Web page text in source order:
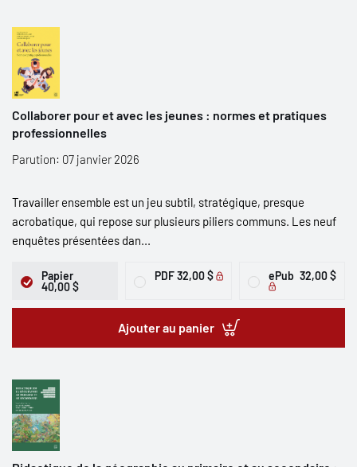
Collaborer pour et avec les jeunes : normes et pratiques
professionnelles
Parution: 07 janvier 2026
Travailler ensemble est un jeu subtil, stratégique, presque
acrobatique, qui repose sur plusieurs piliers communs. Les neuf
enquêtes présentées dan...
Papier
40,00 $
PDF32,00 $ ePub 32,00 $
Ajouter au panier